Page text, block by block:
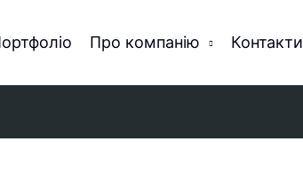
Про компанію Контакти